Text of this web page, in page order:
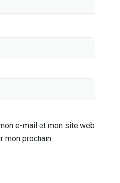
e-mail et mon site web
mon prochain